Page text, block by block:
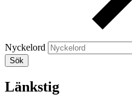
Nyckelord
Länkstig